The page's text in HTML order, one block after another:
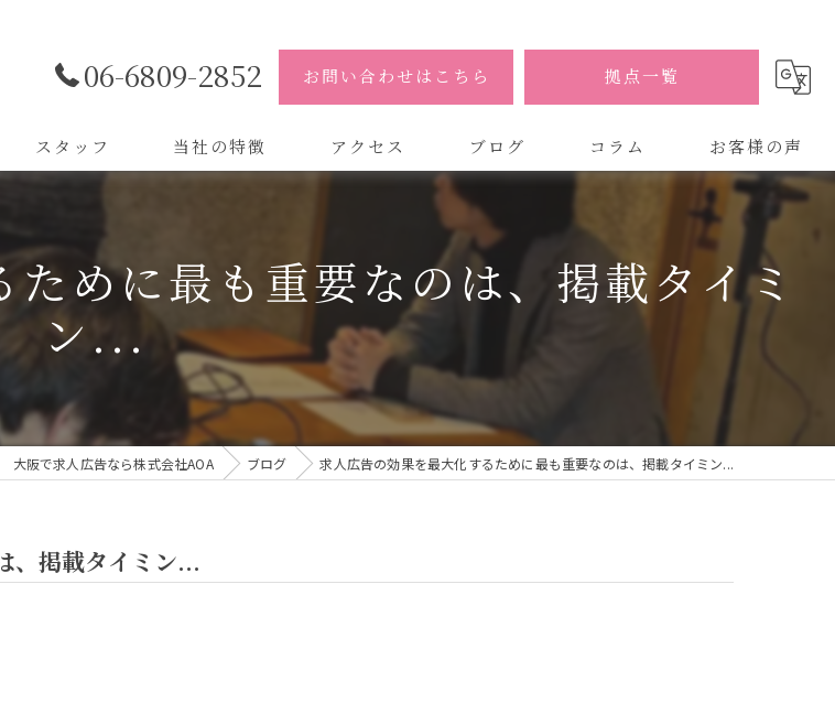
06-6809-2852 お問い合わせはこちら 拠点一覧
スタッフ 当社の特徴
制作
会社
デザイン
アクセス
株式会社AOA 東京 渋谷オフィス
株式会社AOA 南森町オフィス
ブログ コラム お客様の声
めに最も重要なのは、掲載タイミ
ン...
大阪で求人広告なら株式会社AOA ブログ 求人広告の効果を最大化するために最も重要なのは、掲載タイミン...
、掲載タイミン...